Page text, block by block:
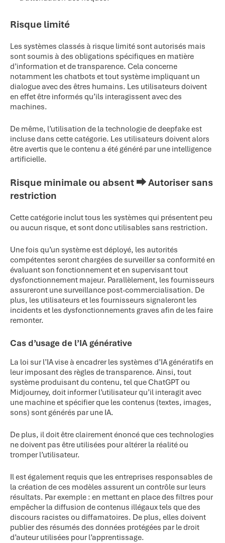
Risque limité
Les systèmes classés à risque limité sont autorisés mais
sont soumis à des obligations spécifiques en matière
d’information et de transparence. Cela concerne
notamment les chatbots et tout système impliquant un
dialogue avec des êtres humains. Les utilisateurs doivent
en effet être informés qu’ils interagissent avec des
machines.
De même, l’utilisation de la technologie de deepfake est
incluse dans cette catégorie. Les utilisateurs doivent alors
être avertis que le contenu a été généré par une intelligence
artificielle.
Risque minimale ou absent ⮕ Autoriser sans
restriction
Cette catégorie inclut tous les systèmes qui présentent peu
ou aucun risque, et sont donc utilisables sans restriction.
Une fois qu’un système est déployé, les autorités
compétentes seront chargées de surveiller sa conformité en
évaluant son fonctionnement et en supervisant tout
dysfonctionnement majeur. Parallèlement, les fournisseurs
assureront une surveillance post-commercialisation. De
plus, les utilisateurs et les fournisseurs signaleront les
incidents et les dysfonctionnements graves afin de les faire
remonter.
Cas d’usage de l’IA générative
La loi sur l’IA vise à encadrer les systèmes d’IA génératifs en
leur imposant des règles de transparence. Ainsi, tout
système produisant du contenu, tel que ChatGPT ou
Midjourney, doit informer l’utilisateur qu’il interagit avec
une machine et spécifier que les contenus (textes, images,
sons) sont générés par une IA.
De plus, il doit être clairement énoncé que ces technologies
ne doivent pas être utilisées pour altérer la réalité ou
tromper l’utilisateur.
Il est également requis que les entreprises responsables de
la création de ces modèles assurent un contrôle sur leurs
résultats. Par exemple : en mettant en place des filtres pour
empêcher la diffusion de contenus illégaux tels que des
discours racistes ou diffamatoires. De plus, elles doivent
publier des résumés des données protégées par le droit
d’auteur utilisées pour l’apprentissage.